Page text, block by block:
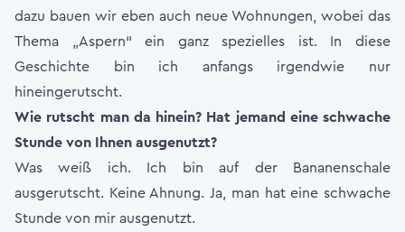
dazu bauen wir eben auch neue Wohnungen, wobei das
Thema „Aspern“ ein ganz spezielles ist. In diese
Geschichte bin ich anfangs irgendwie nur
hineingerutscht.
Wie rutscht man da hinein? Hat jemand eine schwache
Stunde von Ihnen ausgenutzt?
Was weiß ich. Ich bin auf der Bananenschale
ausgerutscht. Keine Ahnung. Ja, man hat eine schwache
Stunde von mir ausgenutzt.